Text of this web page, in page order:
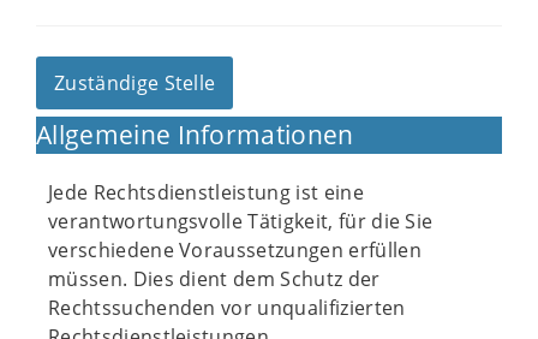
Zuständige Stelle
Allgemeine Informationen
Jede Rechtsdienstleistung ist eine
verantwortungsvolle Tätigkeit, für die Sie
verschiedene Voraussetzungen erfüllen
müssen. Dies dient dem Schutz der
Rechtssuchenden vor unqualifizierten